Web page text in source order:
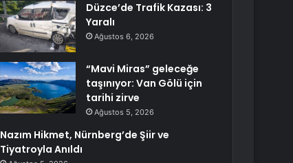
Düzce’de Trafik Kazası: 3
Yaralı
Ağustos 6, 2026
“Mavi Miras” geleceğe
taşınıyor: Van Gölü için
tarihi zirve
Ağustos 5, 2026
Nazım Hikmet, Nürnberg’de Şiir ve
Tiyatroyla Anıldı